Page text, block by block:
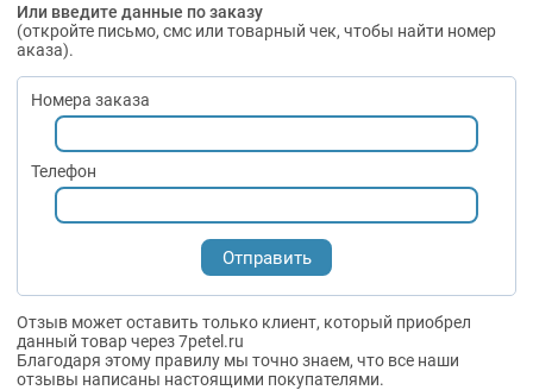
Или введите данные по заказу
(откройте письмо, смс или товарный чек, чтобы найти номер
аказа).
Номера заказа
Телефон
Отзыв может оставить только клиент, который приобрел
данный товар через 7petel.ru
Благодаря этому правилу мы точно знаем, что все наши
отзывы написаны настоящими покупателями.